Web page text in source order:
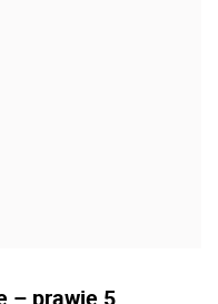
– prawie 5